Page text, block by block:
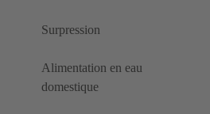
Surpression
Alimentation en eau
domestique